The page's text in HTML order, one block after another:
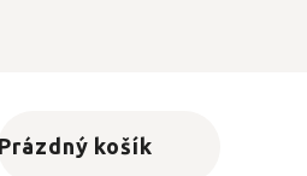
Nákupní košík
Prázdný košík